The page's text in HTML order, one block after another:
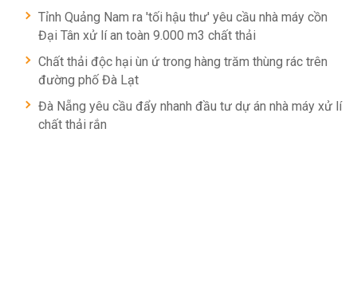
Tỉnh Quảng Nam ra 'tối hậu thư' yêu cầu nhà máy cồn
Đại Tân xử lí an toàn 9.000 m3 chất thải
Chất thải độc hại ùn ứ trong hàng trăm thùng rác trên
đường phố Đà Lạt
Đà Nẵng yêu cầu đẩy nhanh đầu tư dự án nhà máy xử lí
chất thải rắn